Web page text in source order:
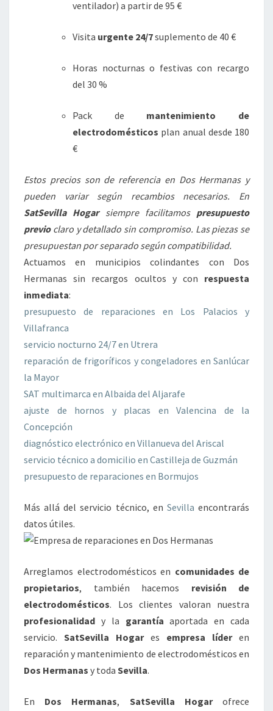
ventilador) a partir de 95 €
Visita urgente 24/7suplemento de 40 €
Horas nocturnas o festivas con recargo
del 30 %
Pack de mantenimiento de
electrodomésticos plan anual desde 180
€
Estos precios son de referencia en Dos Hermanas y
pueden variar según recambios necesarios. En
SatSevilla Hogarsiempre facilitamos presupuesto
previoclaro y detallado sin compromiso. Las piezas se
presupuestan por separado según compatibilidad.
Actuamos en municipios colindantes con Dos
Hermanas sin recargos ocultos y con respuesta
inmediata:
presupuesto de reparaciones en Los Palacios y
Villafranca
servicio nocturno 24/7 en Utrera
reparación de frigoríficos y congeladores en Sanlúcar
la Mayor
SAT multimarca en Albaida del Aljarafe
ajuste de hornos y placas en Valencina de la
Concepción
diagnóstico electrónico en Villanueva del Ariscal
servicio técnico a domicilio en Castilleja de Guzmán
presupuesto de reparaciones en Bormujos
Más allá del servicio técnico, en Sevilla encontrarás
datos útiles.
Arreglamos electrodomésticos en comunidades de
propietarios, también hacemos revisión de
electrodomésticos. Los clientes valoran nuestra
profesionalidad y la garantía aportada en cada
servicio. SatSevilla Hogares empresa líderen
reparación y mantenimiento de electrodomésticos en
Dos Hermanas y toda Sevilla.
En Dos Hermanas, SatSevilla Hogarofrece